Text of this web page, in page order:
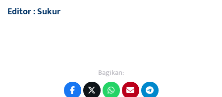
Editor : Sukur
Bagikan: